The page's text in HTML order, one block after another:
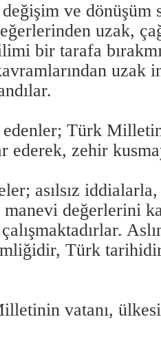
ve dönüşüm
uzak,
bir tarafa
uzak
Türk
ederek, zehir
asılsız
değerlerini
Türk
vatanı,